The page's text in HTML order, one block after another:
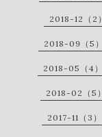
2018-12（2）
2018-09（5）
2018-05（4）
2018-02（5）
2017-11（3）